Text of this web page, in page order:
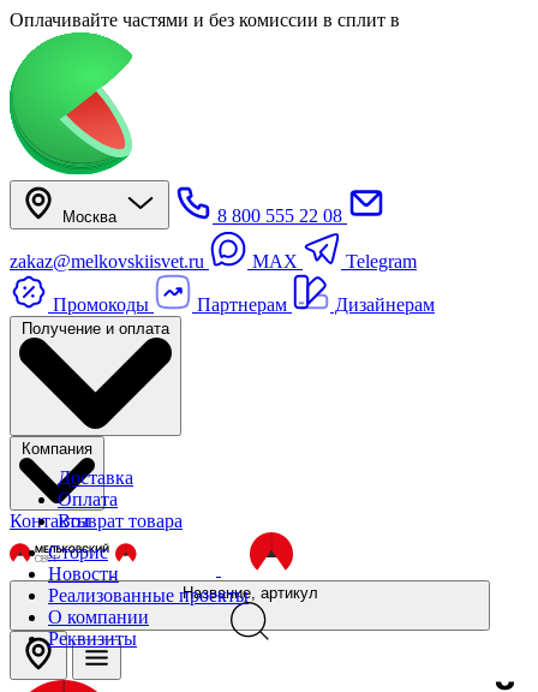
Оплачивайте частями и без комиссии в сплит в
Москва 8 800 555 22 08
zakaz@melkovskiisvet.ru MAX Telegram
Промокоды Партнерам Дизайнерам
Получение и оплата
Доставка
Оплата
Возврат товара
Компания
Сторис
Новости
Реализованные проекты
О компании
Реквизиты
Контакты
Название, артикул